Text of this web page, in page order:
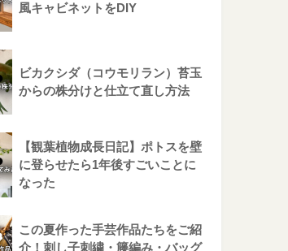
風キャビネットをDIY
ビカクシダ（コウモリラン）苔玉
からの株分けと仕立て直し方法
【観葉植物成長日記】ポトスを壁
に登らせたら1年後すごいことに
なった
この夏作った手芸作品たちをご紹
介！刺し子刺繍・籐編み・バッグ